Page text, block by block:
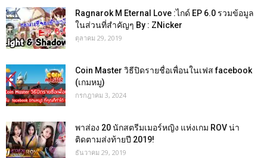
Ragnarok M Eternal Love :ไกด์ EP 6.0 รวมข้อมูล
ในส่วนที่สำคัญๆ By : ZNicker
ตุลาคม 29, 2019
Coin Master วิธีปิดรายชื่อเพื่อนในเฟส facebook
(เกมหมู)
กรกฎาคม 3, 2024
พาส่อง 20 นักสตรีมเมอร์หญิง แห่งเกม ROV น่า
ติดตามส่งท้ายปี 2019!
ธันวาคม 29, 2019